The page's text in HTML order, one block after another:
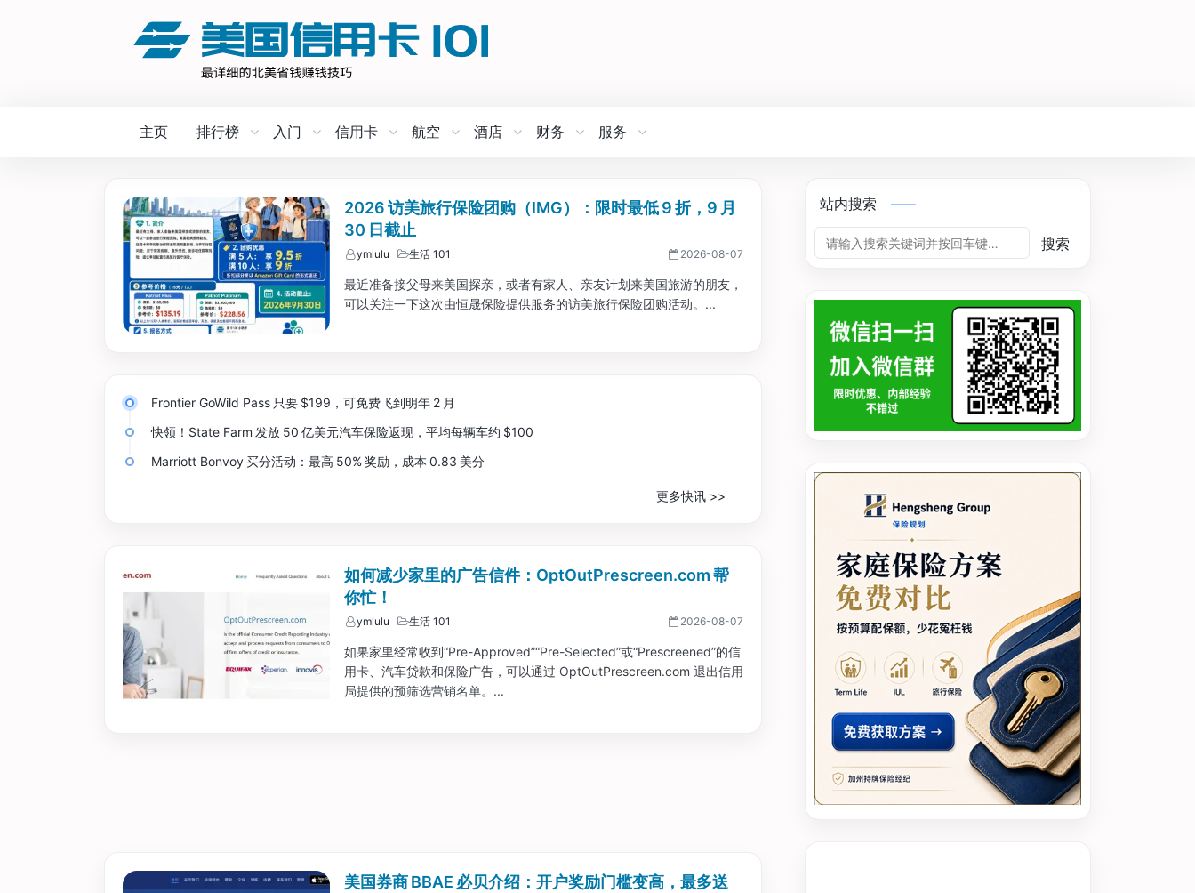
主页 排行榜 入门 信用卡 航空 酒店 财务 服务
2026 访美旅行保险团购（IMG）：限时最低 9 折，9 月
30 日截止
ymlulu 生活 101 2026-08-07
最近准备接父母来美国探亲，或者有家人、亲友计划来美国旅游的朋友，
可以关注一下这次由恒晟保险提供服务的访美旅行保险团购活动。...
Frontier GoWild Pass 只要 $199，可免费飞到明年 2 月
快领！State Farm 发放 50 亿美元汽车保险返现，平均每辆车约 $100
Marriott Bonvoy 买分活动：最高 50% 奖励，成本 0.83 美分
更多快讯 >>
如何减少家里的广告信件：OptOutPrescreen.com 帮
你忙！
ymlulu 生活 101 2026-08-07
如果家里经常收到“Pre-Approved”“Pre-Selected”或“Prescreened”的信
用卡、汽车贷款和保险广告，可以通过 OptOutPrescreen.com 退出信用
局提供的预筛选营销名单。...
美国券商 BBAE 必贝介绍：开户奖励门槛变高，最多送
站内搜索
搜索